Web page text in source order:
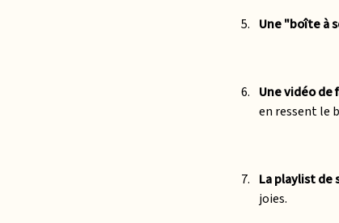
Une "boîte à
Une vidéo de
en ressent le
La playlist de
joies.